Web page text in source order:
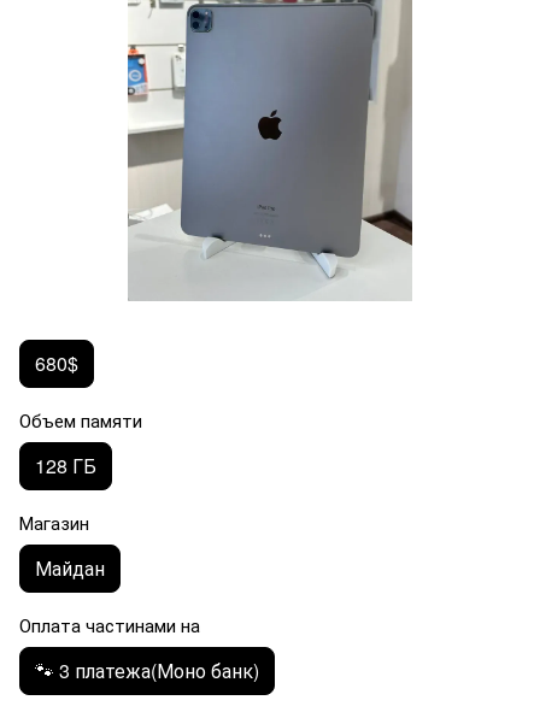
680$
Объем памяти
128 ГБ
Магазин
Майдан
Оплата частинами на
🐾 3 платежа(Моно банк)